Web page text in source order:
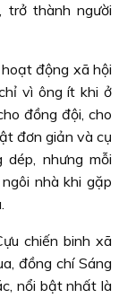
trở thành người
động xã hội
vì ông ít khi ở
đồng đội, cho
đơn giản và cụ
dép, nhưng mỗi
nhà khi gặp
chiến binh xã
đồng chí Sáng
nổi bật nhất là